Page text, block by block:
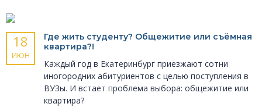
18
ИЮН
Где жить студенту? Общежитие или съёмная
квартира?!
Каждый год в Екатеринбург приезжают сотни
иногородних абитуриентов с целью поступления в
ВУЗы. И встает проблема выбора: общежитие или
квартира?